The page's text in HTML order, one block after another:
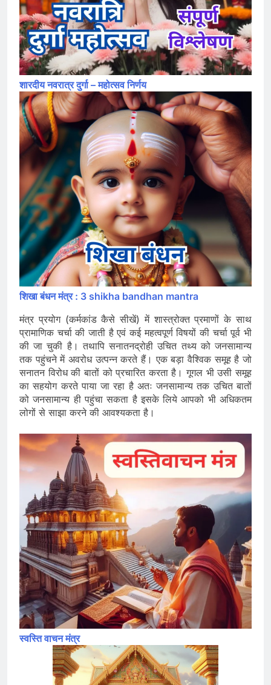
शारदीय नवरात्र दुर्गा – महोत्सव निर्णय
शिखा बंधन मंत्र : 3 shikha bandhan mantra
मंत्र प्रयोग (कर्मकांड कैसे सीखें) में शास्त्रोक्त प्रमाणों के साथ
प्रामाणिक चर्चा की जाती है एवं कई महत्वपूर्ण विषयों की चर्चा पूर्व भी
की जा चुकी है। तथापि सनातनद्रोही उचित तथ्य को जनसामान्य
तक पहुंचने में अवरोध उत्पन्न करते हैं। एक बड़ा वैश्विक समूह है जो
सनातन विरोध की बातों को प्रचारित करता है। गूगल भी उसी समूह
का सहयोग करते पाया जा रहा है अतः जनसामान्य तक उचित बातों
को जनसामान्य ही पहुंचा सकता है इसके लिये आपको भी अधिकतम
लोगों से साझा करने की आवश्यकता है।
स्वस्ति वाचन मंत्र